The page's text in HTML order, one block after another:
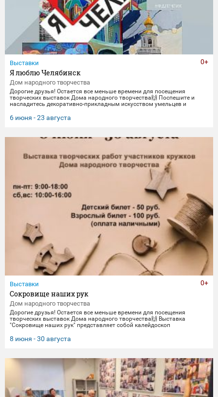
Выставки
Я люблю Челябинск
Дом народного творчества
Дорогие друзья! Остается все меньше времени для посещения
творческих выставок Дома народного творчества🙌 Поспешите и
насладитесь декоративно-прикладным искусством умельцев и
посвящена 290-летнему юбилею Челябинска. Работы выполнены
студентами кафедры декоративно-прикладного искусства ЧГИК.
6 июня - 23 августа
0+
Выставки
Сокровище наших рук
Дом народного творчества
Дорогие друзья! Остается все меньше времени для посещения
творческих выставок Дома народного творчества🙌 Выставка
"Сокровище наших рук" представляет собой калейдоскоп
выполнены мастерами и профессионалами своего дела -
сотрудниками Дома народного творчества. Посетить выставку
8 июня - 30 августа
0+